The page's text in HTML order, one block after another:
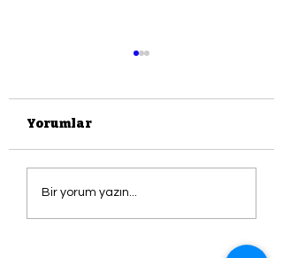
Saldırıya Uğrayan
Rembrandt'ın
Tablosu; DANAE
Yorumlar
Bir yorum yazın...